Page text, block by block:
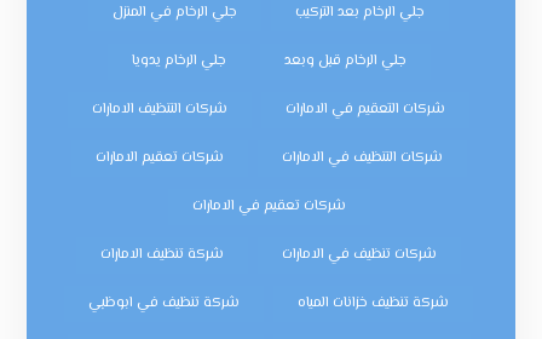
جلي الرخام بعد التركيب جلي الرخام في المنزل
جلي الرخام قبل وبعد جلي الرخام يدويا
شركات التعقيم في الامارات شركات التنظيف الامارات
شركات التنظيف في الامارات شركات تعقيم الامارات
شركات تعقيم في الامارات
شركات تنظيف في الامارات شركة تنظيف الامارات
شركة تنظيف خزانات المياه شركة تنظيف في ابوظبي